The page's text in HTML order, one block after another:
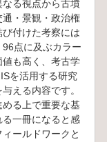
る視点から古墳
・景観・政治権
付けた考察には
点に及ぶカラー
も高く、考古学
を活用する研究
える内容です。
る上で重要な基
一冊になると感
ールドワークと